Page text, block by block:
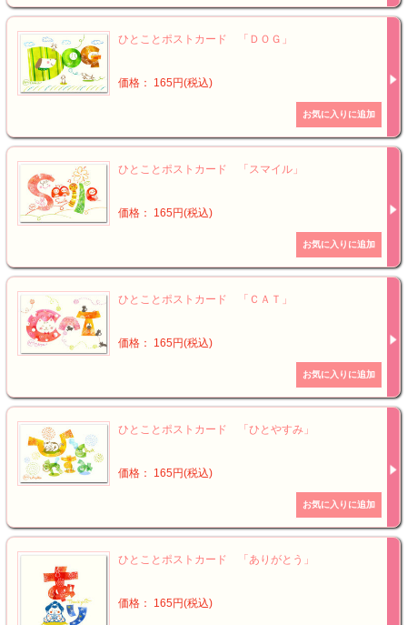
ひとことポストカード 「ＤＯＧ」
価格： 165円(税込)
ひとことポストカード 「スマイル」
価格： 165円(税込)
ひとことポストカード 「ＣＡＴ」
価格： 165円(税込)
ひとことポストカード 「ひとやすみ」
価格： 165円(税込)
ひとことポストカード 「ありがとう」
価格： 165円(税込)